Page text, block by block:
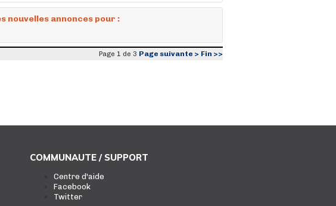
nouvelles annonces pour :
Page 1 de 3 Page suivante > Fin >>
COMMUNAUTE / SUPPORT
Centre d'aide
Facebook
Twitter